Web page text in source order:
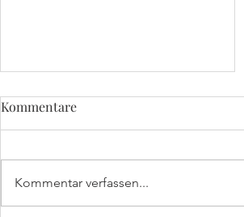
Kommentare
Kommentar verfassen...